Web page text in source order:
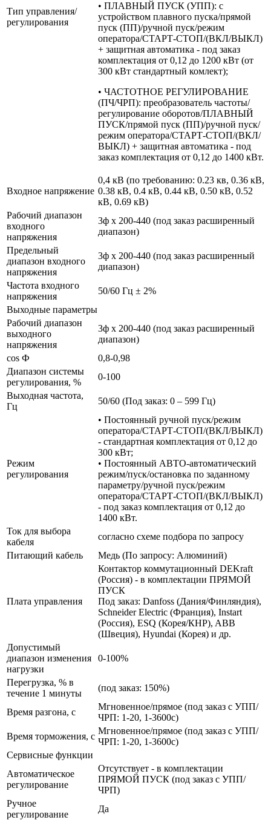
Тип управления/
регулирования
• ПЛАВНЫЙ ПУСК (УПП): с
устройством плавного пуска/прямой
пуск (ПП)/ручной пуск/режим
оператора/СТАРТ-СТОП/(ВКЛ/ВЫКЛ)
+ защитная автоматика - под заказ
комплектация от 0,12 до 1200 кВт (от
300 кВт стандартный комлект);
• ЧАСТОТНОЕ РЕГУЛИРОВАНИЕ
(ПЧ/ЧРП): преобразователь частоты/
регулирование оборотов/ПЛАВНЫЙ
ПУСК/прямой пуск (ПП)/ручной пуск/
режим оператора/СТАРТ-СТОП/(ВКЛ/
ВЫКЛ) + защитная автоматика - под
заказ комплектация от 0,12 до 1400 кВт.
Входное напряжение
0,4 кВ (по требованию: 0.23 кв, 0.36 кВ,
0.38 кВ, 0.4 кВ, 0.44 кВ, 0.50 кВ, 0.52
кВ, 0.69 кВ)
Рабочий диапазон
входного
напряжения
3ф х 200-440 (под заказ расширенный
диапазон)
Предельный
диапазон входного
напряжения
3ф х 200-440 (под заказ расширенный
диапазон)
Частота входного
напряжения
50/60 Гц ± 2%
Выходные параметры
Рабочий диапазон
выходного
напряжения
3ф х 200-440 (под заказ расширенный
диапазон)
cos Ф
0,8-0,98
Диапазон системы
регулирования, %
0-100
Выходная частота,
Гц
50/60 (Под заказ: 0 – 599 Гц)
Режим
регулирования
• Постоянный ручной пуск/режим
оператора/СТАРТ-СТОП/(ВКЛ/ВЫКЛ)
- стандартная комплектация от 0,12 до
300 кВт;
• Постоянный АВТО-автоматический
режим/пуск/остановка по заданному
параметру/ручной пуск/режим
оператора/СТАРТ-СТОП/(ВКЛ/ВЫКЛ)
- под заказ комплектация от 0,12 до
1400 кВт.
Ток для выбора
кабеля
согласно схеме подбора по запросу
Питающий кабель
Медь (По запросу: Алюминий)
Плата управления
Контактор коммутационный DEKraft
(Россия) - в комплектации ПРЯМОЙ
ПУСК
Под заказ: Danfoss (Дания/Финляндия),
Schneider Electric (Франция), Instart
(Россия), ESQ (Корея/КНР), ABB
(Швеция), Hyundai (Корея) и др.
Допустимый
диапазон изменения
нагрузки
0-100%
Перегрузка, % в
течение 1 минуты
(под заказ: 150%)
Время разгона, с
Мгновенное/прямое (под заказ с УПП/
ЧРП: 1-20, 1-3600с)
Время торможения, с
Мгновенное/прямое (под заказ с УПП/
ЧРП: 1-20, 1-3600с)
Сервисные функции
Автоматическое
регулирование
Отсутствует - в комплектации
ПРЯМОЙ ПУСК (под заказ с УПП/
ЧРП)
Ручное
регулирование
Да